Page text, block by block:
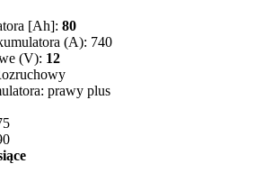
[Ah]: 80
(A): 740
(V): 12
prawy plus